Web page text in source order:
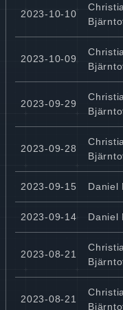
2023-10-10
2023-10-09
2023-09-29
2023-09-28
2023-09-15 Daniel
2023-09-14 Daniel
2023-08-21
2023-08-21